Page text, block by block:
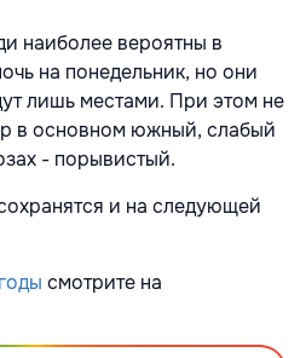
наиболее вероятны в
на понедельник, но они
лишь местами. При этом не
в основном южный, слабый
- порывистый.
и на следующей
смотрите на